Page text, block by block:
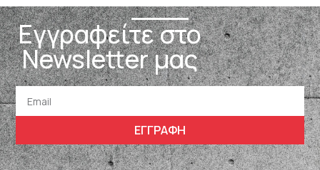
Εγγραφείτε στο
Newsletter μας
ΕΓΓΡΑΦΗ